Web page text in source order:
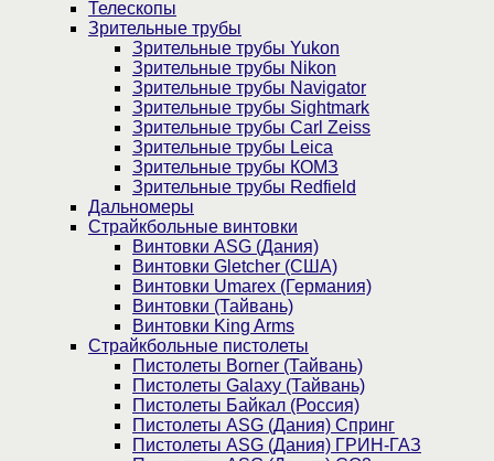
Телескопы
Зрительные трубы
Зрительные трубы Yukon
Зрительные трубы Nikon
Зрительные трубы Navigator
Зрительные трубы Sightmark
Зрительные трубы Carl Zeiss
Зрительные трубы Leica
Зрительные трубы КОМЗ
Зрительные трубы Redfield
Дальномеры
Страйкбольные винтовки
Винтовки ASG (Дания)
Винтовки Gletcher (США)
Винтовки Umarex (Германия)
Винтовки (Тайвань)
Винтовки King Arms
Страйкбольные пистолеты
Пистолеты Borner (Тайвань)
Пистолеты Galaxy (Тайвань)
Пистолеты Байкал (Россия)
Пистолеты ASG (Дания) Спринг
Пистолеты ASG (Дания) ГРИН-ГАЗ